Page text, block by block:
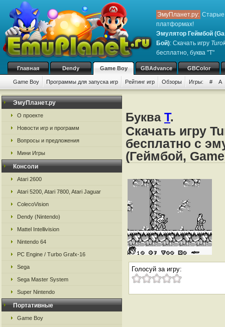
ЭмуПланет.ру: Старые
платформах!
Эмулятор Геймбой
Бой): Скачать игру
бесплатно, буква "T"
Главная Dendy Game Boy GBAdvance GBColor
Game Boy Программы для запуска игр Рейтинг игр Обзоры Игры: # A
ЭмуПланет.ру
О проекте
Новости игр и программ
Вопросы и предложения
Мини Игры
Консоли
Atari 2600
Atari 5200, Atari 7800, Atari Jaguar
ColecoVision
Dendy (Nintendo)
Mattel Intellivision
Nintendo 64
PC Engine / Turbo Grafx-16
Sega
Sega Master System
Super Nintendo
Портативные
Game Boy
Буква T.
Скачать игру
бесплатно с
(Геймбой,
Голосуй за игру: